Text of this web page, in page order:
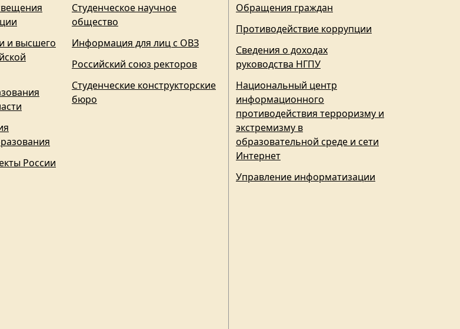
и высшего
России
Студенческое научное
общество
Информация для лиц с ОВЗ
Российский союз ректоров
Студенческие конструкторские
бюро
Обращения граждан
Противодействие коррупции
Сведения о доходах
руководства НГПУ
Национальный центр
информационного
противодействия терроризму и
экстремизму в
образовательной среде и сети
Интернет
Управление информатизации